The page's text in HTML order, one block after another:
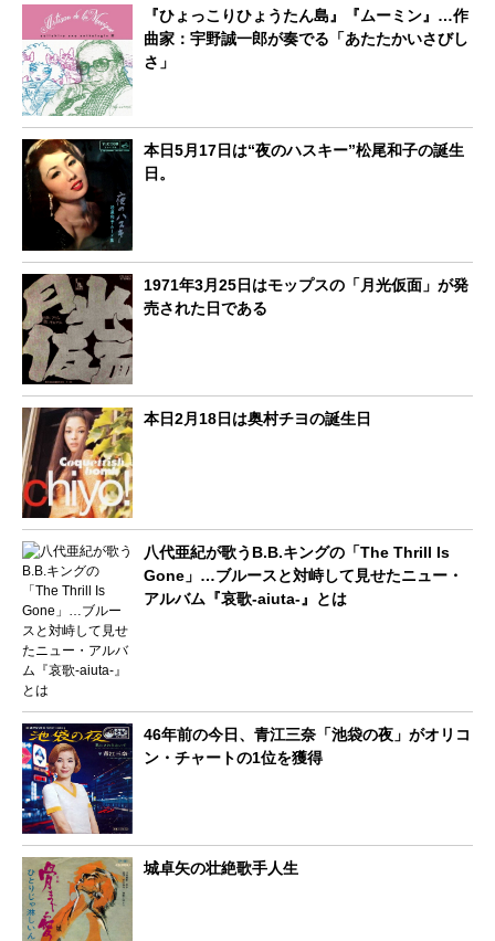
『ひょっこりひょうたん島』『ムーミン』…作
曲家：宇野誠一郎が奏でる「あたたかいさびし
さ」
本日5月17日は“夜のハスキー”松尾和子の誕生
日。
1971年3月25日はモップスの「月光仮面」が発
売された日である
本日2月18日は奥村チヨの誕生日
八代亜紀が歌うB.B.キングの「The Thrill Is
Gone」…ブルースと対峙して見せたニュー・
アルバム『哀歌-aiuta-』とは
46年前の今日、青江三奈「池袋の夜」がオリコ
ン・チャートの1位を獲得
城卓矢の壮絶歌手人生